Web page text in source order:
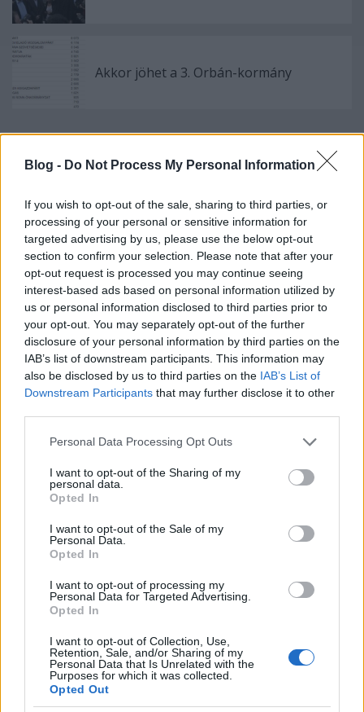
Blog - Do Not Process My Personal Information
If you wish to opt-out of the sale, sharing to third parties, or
processing of your personal or sensitive information for
targeted advertising by us, please use the below opt-out
section to confirm your selection. Please note that after your
opt-out request is processed you may continue seeing
interest-based ads based on personal information utilized by
us or personal information disclosed to third parties prior to
your opt-out. You may separately opt-out of the further
disclosure of your personal information by third parties on the
IAB’s list of downstream participants. This information may
also be disclosed by us to third parties on the IAB’s List of
Downstream Participants that may further disclose it to other
Please note that this website/app uses one or more Google
not limited to your visit or usage behaviour. You may click to
grant or deny consent to Google and its third-party tags to
use your data for below specified purposes in below Google
consent section.
Personal Data Processing Opt Outs
I want to opt-out of the Sharing of my
personal data.
Opted In
I want to opt-out of the Sale of my
Personal Data.
Opted In
I want to opt-out of processing my
Personal Data for Targeted Advertising.
Opted In
I want to opt-out of Collection, Use,
Retention, Sale, and/or Sharing of my
Personal Data that Is Unrelated with the
Purposes for which it was collected.
Opted Out
Akkor jöhet a 3. Orbán-kormány
Szólj hozzá!
VAGY
stulquec
17 éve
a Gerontofil meg a Gaskó is huzzanak már el innen!
wladyslawsky (törölt)
17 éve